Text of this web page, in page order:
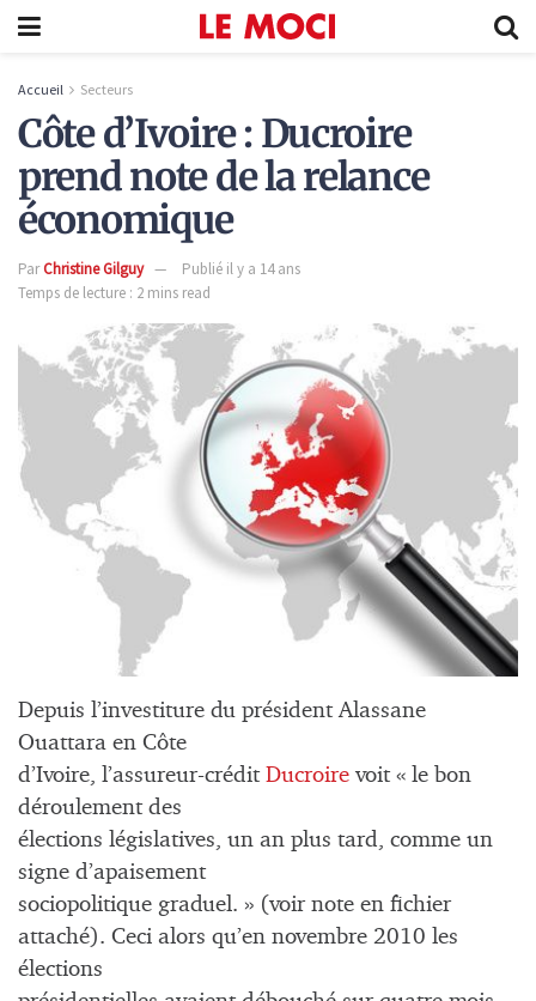
Accueil Secteurs
Côte d’Ivoire : Ducroire
prend note de la relance
économique
ParChristine Gilguy
Publié il y a 14 ans
Temps de lecture : 2 mins read
Depuis l’investiture du président Alassane
Ouattara en Côte
d’Ivoire, l’assureur-crédit Ducroire voit « le bon
déroulement des
élections législatives, un an plus tard, comme un
signe d’apaisement
sociopolitique graduel. » (voir note en fichier
attaché). Ceci alors qu’en novembre 2010 les
élections